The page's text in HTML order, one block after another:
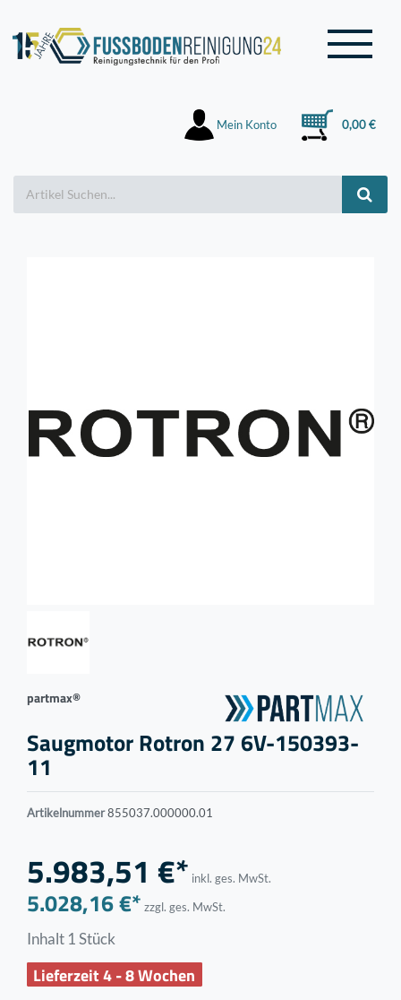
Mein Konto 0,00 €
partmax®
Saugmotor Rotron 27 6V-150393-
11
Artikelnummer855037.000000.01
5.983,51 €* inkl. ges. MwSt.
5.028,16 €* zzgl. ges. MwSt.
Inhalt 1Stück
Lieferzeit 4 - 8 Wochen